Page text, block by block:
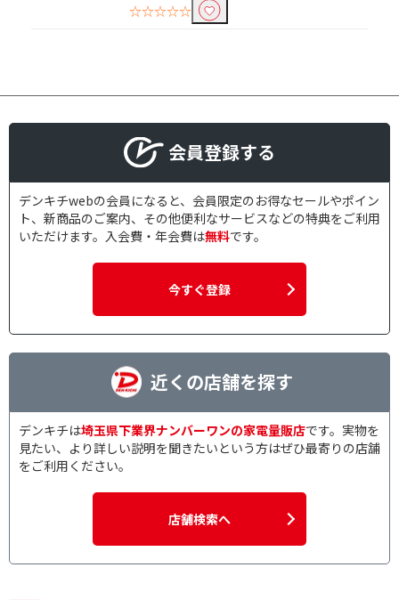
☆☆☆☆☆
会員登録する
デンキチwebの会員になると、会員限定のお得なセールやポイン
ト、新商品のご案内、その他便利なサービスなどの特典をご利用
いただけます。入会費・年会費は無料です。
今すぐ登録
近くの店舗を探す
デンキチは埼玉県下業界ナンバーワンの家電量販店です。実物を
見たい、より詳しい説明を聞きたいという方はぜひ最寄りの店舗
をご利用ください。
店舗検索へ